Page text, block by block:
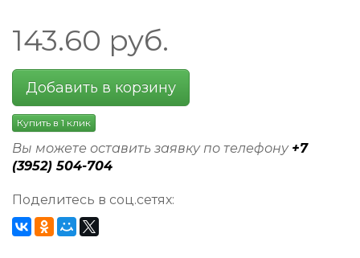
143.60 руб.
Добавить в корзину
Купить в 1 клик
Вы можете оставить заявку по телефону +7
(3952) 504-704
Поделитесь в соц.сетях: